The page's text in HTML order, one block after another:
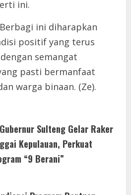
ini.
ini diharapkan
positif yang terus
semangat
pasti bermanfaat
warga binaan. (Ze).
Sulteng Gelar Raker
Kepulauan, Perkuat
“9 Berani”